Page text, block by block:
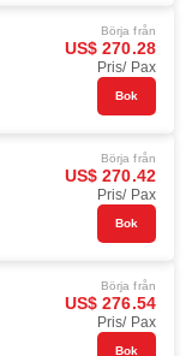
Börja från
US$ 270.28
Pris/ Pax
Bok
Börja från
US$ 270.42
Pris/ Pax
Bok
Börja från
US$ 276.54
Pris/ Pax
Bok